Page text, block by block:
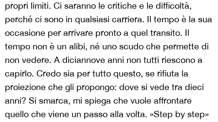
propri limiti. Ci saranno le critiche e le difficoltà,
perché ci sono in qualsiasi carriera. Il tempo è la sua
occasione per arrivare pronto a quel transito. Il
tempo non è un alibi, né uno scudo che permette di
non vedere. A diciannove anni non tutti riescono a
capirlo. Credo sia per tutto questo, se rifiuta la
proiezione che gli propongo: dove si vede tra dieci
anni? Si smarca, mi spiega che vuole affrontare
quello che viene un passo alla volta. «Step by step»